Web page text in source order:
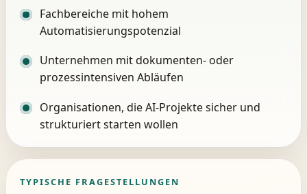
Fachbereiche mit hohem
Automatisierungspotenzial
Unternehmen mit dokumenten- oder
prozessintensiven Abläufen
Organisationen, die AI-Projekte sicher und
strukturiert starten wollen
TYPISCHE FRAGESTELLUNGEN